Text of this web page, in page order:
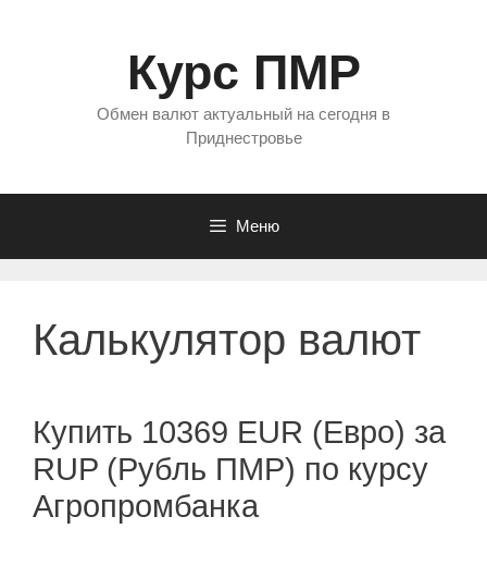
Курс ПМР
Обмен валют актуальный на сегодня в
Приднестровье
Меню
Калькулятор валют
Купить 10369 EUR (Евро) за
RUP (Рубль ПМР) по курсу
Агропромбанка